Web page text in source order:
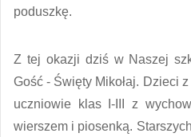
poduszkę.
Z tej okazji dziś w Naszej
Gość - Święty Mikołaj. Dzieci
uczniowie klas I-III z
wierszem i piosenką.